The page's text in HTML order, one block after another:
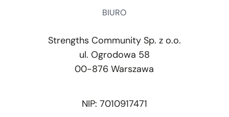
BIURO
Strengths Community Sp. z o.o.
ul. Ogrodowa 58
00-876 Warszawa
NIP: 7010917471